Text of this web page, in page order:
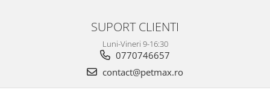
SUPORT CLIENTI
Luni-Vineri 9-16:30
0770746657
contact@petmax.ro